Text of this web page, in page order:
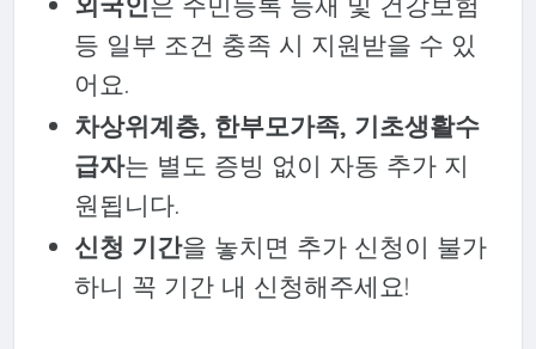
등 일부 조건 충족 시 지원받을 수 있
어요.
차상위계층, 한부모가족, 기초생활수
급자는 별도 증빙 없이 자동 추가 지
원됩니다.
신청 기간을 놓치면 추가 신청이 불가
하니 꼭 기간 내 신청해주세요!